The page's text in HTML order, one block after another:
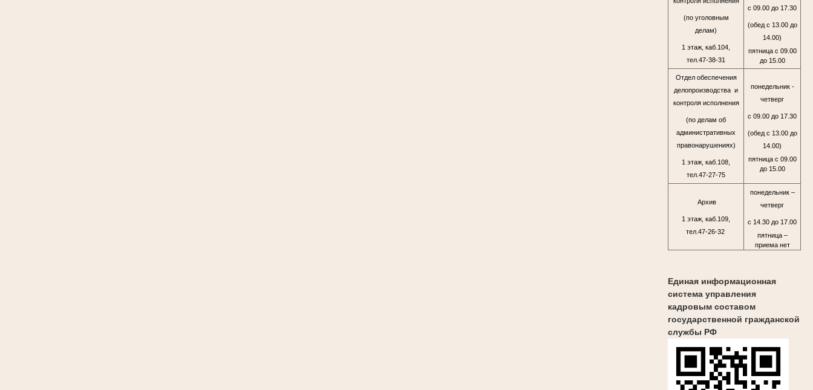
(по уголовным
делам)
1 этаж, каб.104,
тел.47-38-31
с 09.00 до 17.30
(обед с 13.00 до
14.00)
пятница с 09.00
до 15.00
Отдел обеспечения
делопроизводства и
контроля исполнения
(по делам об
административных
правонарушениях)
1 этаж, каб.108,
тел.47-27-75
понедельник -
четверг
с 09.00 до 17.30
(обед с 13.00 до
14.00)
пятница с 09.00
до 15.00
Архив
1 этаж, каб.109,
тел.47-26-32
понедельник –
четверг
с 14.30 до 17.00
пятница –
приема нет
Единая информационная
система управления
кадровым составом
государственной гражданской
службы РФ